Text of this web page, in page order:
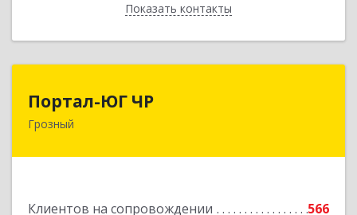
Показать контакты
Назад
Портал-ЮГ ЧР
Грозный
Клиентов на сопровождении
566
364906, Чеченская Респ, Грозный г, Путина пр-